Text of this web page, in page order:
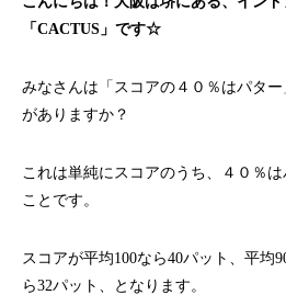
「CACTUS」です☆
みなさんは「スコアの４０％はパタ
がありますか？
これは単純にスコアのうち、４０％
ことです。
スコアが平均100なら40パット、平均
ら32パット、となります。